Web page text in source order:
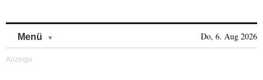
Menü Do, 6. Aug 2026